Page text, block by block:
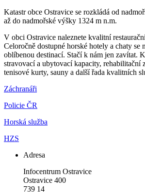
Katastr obce Ostravice se rozkládá od
až do nadmořské výšky 1324 m n.m.
V obci Ostravice naleznete kvalitní
Celoročně dostupné horské hotely a chaty se
oblíbenou destinací. Stačí k nám jen zavítat.
stravovací a ubytovací kapacity, rehabilitační
tenisové kurty, sauny a další řada kvalitních
Záchranáři
Policie ČR
Horská služba
HZS
Adresa
Infocentrum Ostravice
Ostravice 400
739 14